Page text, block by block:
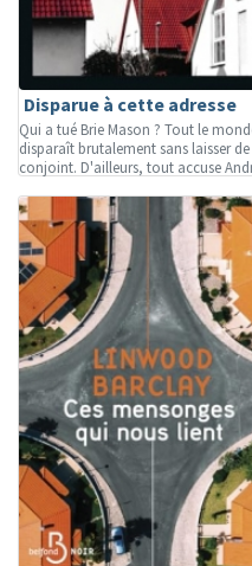
Disparue à cette adresse
Qui a tué Brie Mason ? Tout le
disparaît brutalement sans laisser
conjoint. D'ailleurs, tout accuse